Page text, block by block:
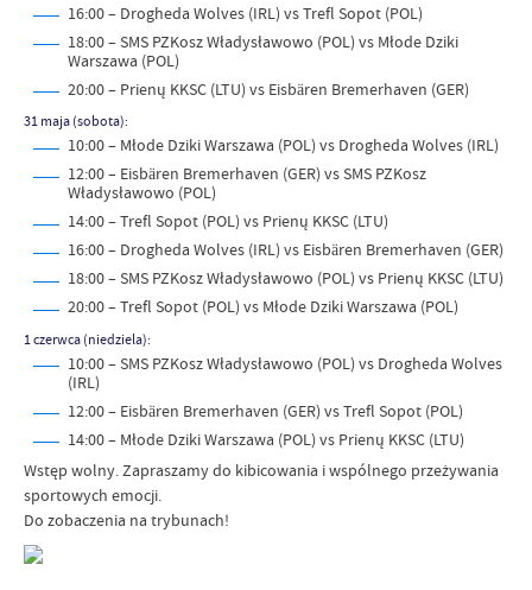
16:00 – Drogheda Wolves (IRL) vs Trefl Sopot (POL)
18:00 – SMS PZKosz Władysławowo (POL) vs Młode Dziki
Warszawa (POL)
20:00 – Prienų KKSC (LTU) vs Eisbären Bremerhaven (GER)
31 maja (sobota):
10:00 – Młode Dziki Warszawa (POL) vs Drogheda Wolves (IRL)
12:00 – Eisbären Bremerhaven (GER) vs SMS PZKosz
Władysławowo (POL)
14:00 – Trefl Sopot (POL) vs Prienų KKSC (LTU)
16:00 – Drogheda Wolves (IRL) vs Eisbären Bremerhaven (GER)
18:00 – SMS PZKosz Władysławowo (POL) vs Prienų KKSC (LTU)
20:00 – Trefl Sopot (POL) vs Młode Dziki Warszawa (POL)
1 czerwca (niedziela):
10:00 – SMS PZKosz Władysławowo (POL) vs Drogheda Wolves
(IRL)
12:00 – Eisbären Bremerhaven (GER) vs Trefl Sopot (POL)
14:00 – Młode Dziki Warszawa (POL) vs Prienų KKSC (LTU)
Wstęp wolny. Zapraszamy do kibicowania i wspólnego przeżywania
sportowych emocji.
Do zobaczenia na trybunach!